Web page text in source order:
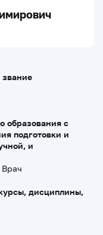
образования с
подготовки и
и
дисциплины,